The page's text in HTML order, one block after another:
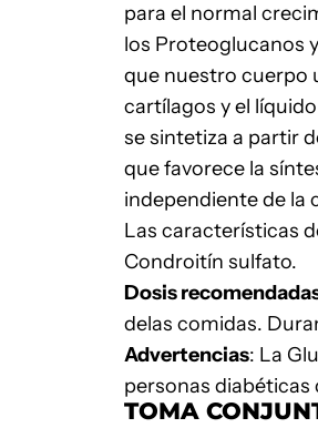
para el normal
los Proteoglucanos
que nuestro cuerpo
cartílagos y el
se sintetiza a partir
que favorece la
independiente de la
Las características
Condroitín sulfato.
Dosis
delas comidas.
Advertencias: La
personas
TOMA